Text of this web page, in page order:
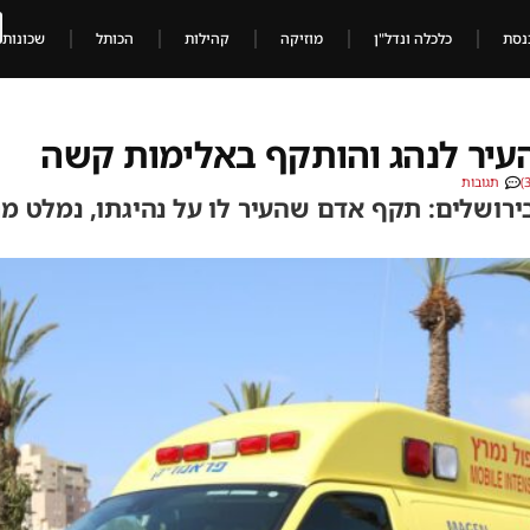
כלכלה ונדל"ן מוזיקה קהילות הכותל שכונות
לנהג והותקף באלימות קשה
תגובות
תקף אדם שהעיר לו על נהיגתו, נמלט